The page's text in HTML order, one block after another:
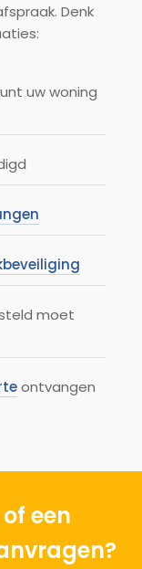
Denk
uw woning
moet
ontvangen
een